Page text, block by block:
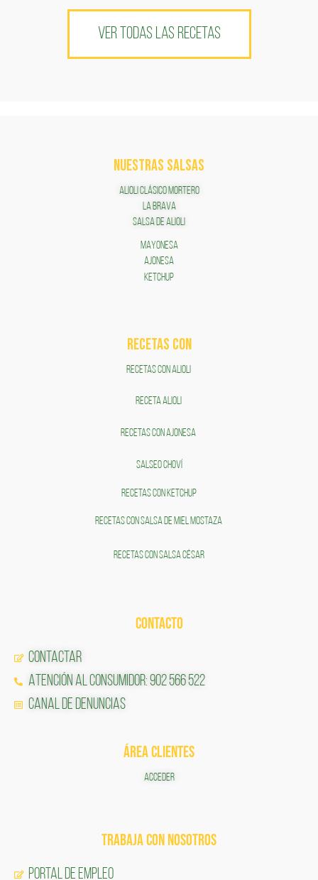
VER TODAS LAS RECETAS
NUESTRAS SALSAS
ALIOLI CLÁSICO MORTERO
LA BRAVA
SALSA DE ALIOLI
MAYONESA
AJONESA
KETCHUP
RECETAS COn
RECETAS CON ALIOLI
RECETA ALIOLI
RECETAS CON AJONESA
SALSEO CHOVÍ
RECETAS CON KETCHUP
RECETAS CON SALSA DE MIEL MOSTAZA
RECETAS CON SALSA CÉSAR
CONTACTO
Contactar
Atención al Consumidor: 902 566 522
Canal de Denuncias
ÁREA CLIENTES
ACCEDER
TRABAJA CON NOSOTROS
Portal de Empleo